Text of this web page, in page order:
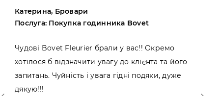
Катерина, Бровари
Послуга: Покупка годинника Bovet
Чудові Bovet Fleurier брали у вас!! Окремо
хотілося б відзначити увагу до клієнта та його
запитань. Чуйність і увага гідні подяки, дуже
дякую!!!